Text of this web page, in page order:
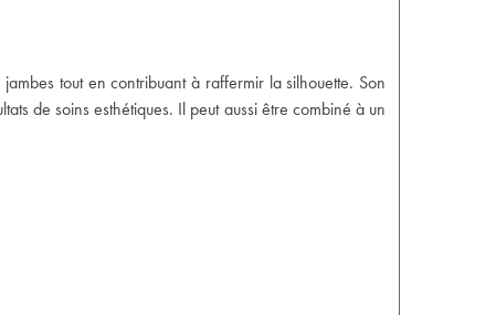
tout en contribuant à raffermir la silhouette. Son
de soins esthétiques. Il peut aussi être combiné à un